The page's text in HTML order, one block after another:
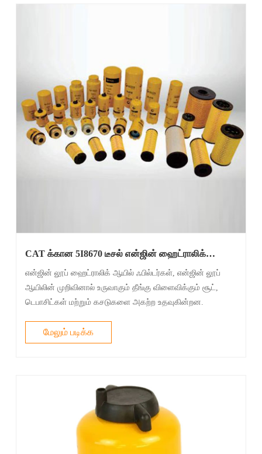
CAT க்கான 5I8670 டீசல் என்ஜின் ஹைட்ராலிக்
என்ஜின் லூப் ஹைட்ராலிக் ஆயில் ஃபில்டர்கள், என்ஜின் லூப்
ஆயிலின் முறிவினால் உருவாகும் தீங்கு விளைவிக்கும் சூட்,
டெபாசிட்கள் மற்றும் கசடுகளை அகற்ற உதவுகின்றன.
மேலும் படிக்க